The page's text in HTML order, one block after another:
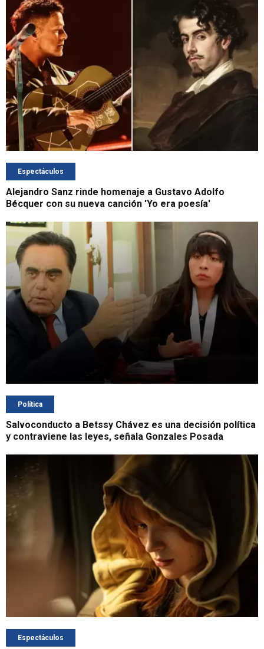
Espectáculos
Alejandro Sanz rinde homenaje a Gustavo Adolfo
Bécquer con su nueva canción 'Yo era poesía'
Política
Salvoconducto a Betssy Chávez es una decisión política
y contraviene las leyes, señala Gonzales Posada
Espectáculos